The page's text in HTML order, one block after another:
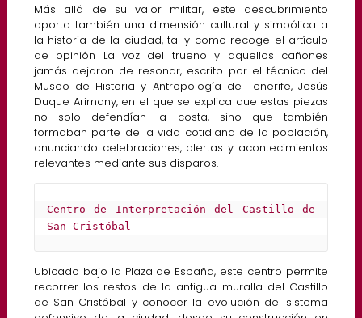
Más allá de su valor militar, este descubrimiento
aporta también una dimensión cultural y simbólica a
la historia de la ciudad, tal y como recoge el artículo
de opinión La voz del trueno y aquellos cañones
jamás dejaron de resonar, escrito por el técnico del
Museo de Historia y Antropología de Tenerife, Jesús
Duque Arimany, en el que se explica que estas piezas
no solo defendían la costa, sino que también
formaban parte de la vida cotidiana de la población,
anunciando celebraciones, alertas y acontecimientos
relevantes mediante sus disparos.
Centro de Interpretación del Castillo de
San Cristóbal
Ubicado bajo la Plaza de España, este centro permite
recorrer los restos de la antigua muralla del Castillo
de San Cristóbal y conocer la evolución del sistema